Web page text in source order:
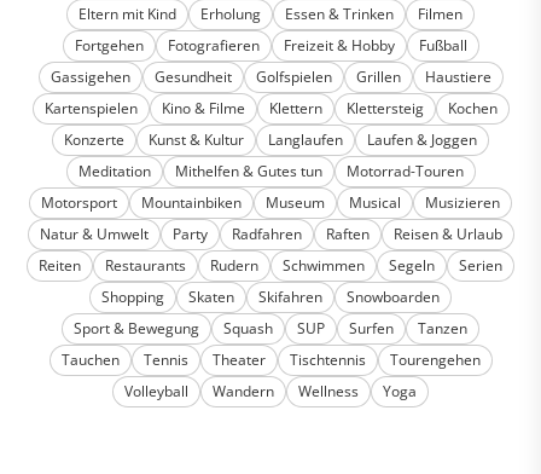
Eltern mit Kind
Erholung Essen & Trinken
Filmen
Fortgehen
Fotografieren Freizeit & Hobby
Fußball
Gassigehen
Gesundheit Golfspielen Grillen
Haustiere
Kartenspielen
Kino & Filme Klettern Klettersteig
Kochen
Konzerte
Kunst & Kultur Langlaufen
Laufen & Joggen
Meditation
Mithelfen & Gutes tun
Motorrad-Touren
Motorsport
Mountainbiken Museum Musical
Musizieren
Natur & Umwelt
Party Radfahren Raften
Reisen & Urlaub
Reiten
Restaurants Rudern Schwimmen Segeln
Serien
Shopping
Skaten Skifahren
Snowboarden
Sport & Bewegung
Squash SUP Surfen
Tanzen
Tauchen
Tennis Theater Tischtennis
Tourengehen
Volleyball
Wandern Wellness Yoga